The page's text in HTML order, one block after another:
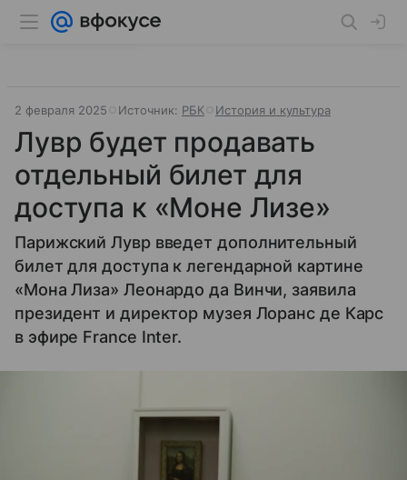
2 февраля 2025 Источник: РБК История и культура
Лувр будет продавать
отдельный билет для
доступа к «Моне Лизе»
Парижский Лувр введет дополнительный
билет для доступа к легендарной картине
«Мона Лиза» Леонардо да Винчи, заявила
президент и директор музея Лоранс де Карс
в эфире France Inter.